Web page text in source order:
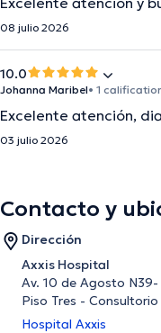
08 julio 2026
10.0
Johanna Maribel• 1
Excelente atención,
03 julio 2026
Contacto y
Dirección
Axxis Hospital
Av. 10 de Agosto
Piso Tres -
Hospital Axxis